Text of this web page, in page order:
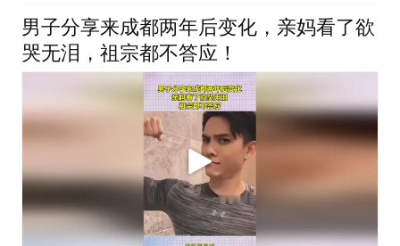
男子分享来成都两年后变化，亲妈看了欲
哭无泪，祖宗都不答应！